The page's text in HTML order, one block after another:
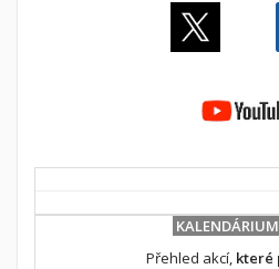
Přehled akcí, které